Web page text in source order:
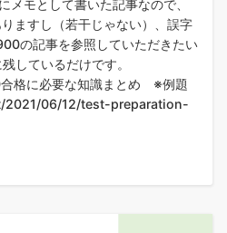
メモとして書いた記事なので、
ますし（若干じゃない）、誤字
の記事を参照していただきたい
しているだけです。
格に必要な知識まとめ ※例題
2021/06/12/test-preparation-